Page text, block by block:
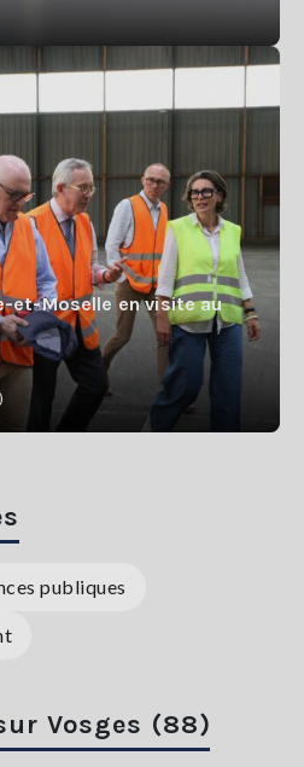
et-Moselle en visite au
publiques
Vosges (88)